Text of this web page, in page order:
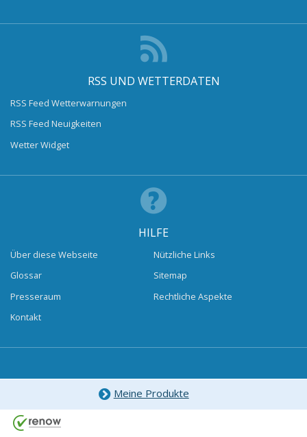
RSS UND WETTERDATEN
RSS Feed Wetterwarnungen
RSS Feed Neuigkeiten
Wetter Widget
HILFE
Über diese Webseite
Glossar
Presseraum
Kontakt
Nützliche Links
Sitemap
Rechtliche Aspekte
Meine Produkte